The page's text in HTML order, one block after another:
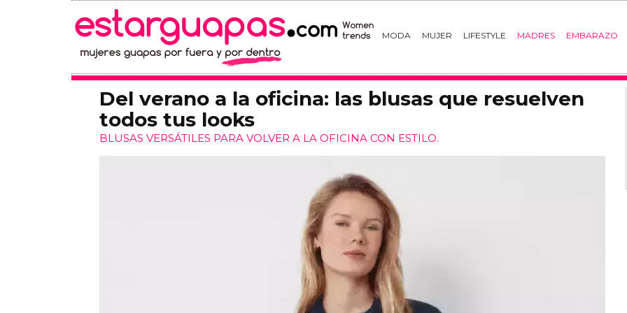
MODA MUJER LIFESTYLE MADRES EMBARAZO
Del verano a la oficina: las blusas que resuelven
todos tus looks
BLUSAS VERSÁTILES PARA VOLVER A LA OFICINA CON ESTILO.